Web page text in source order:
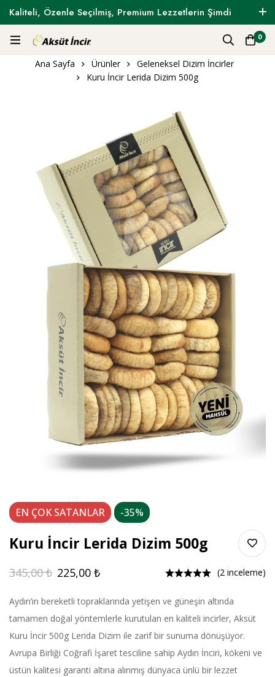
Kaliteli, Özenle Seçilmiş, Premium Lezzetlerin Şimdi
Tam Zamanı !
0
Ana Sayfa Ürünler
Geleneksel Dizim İncirler
Kuru İncir Lerida Dizim 500g
EN ÇOKSATANLAR -35%
Kuru İncir Lerida Dizim 500g
345,00₺ 225,00 ₺ (2 inceleme)
Aydın’ın bereketli topraklarında yetişen ve güneşin altında
tamamen doğal yöntemlerle kurutulan en kaliteli incirler, Aksüt
Kuru İncir 500g Lerida Dizim ile zarif bir sunuma dönüşüyor.
Avrupa Birliği Coğrafi İşaret tesciline sahip Aydın İnciri, kökeni ve
üstün kalitesi garanti altına alınmış dünyaca ünlü bir lezzet